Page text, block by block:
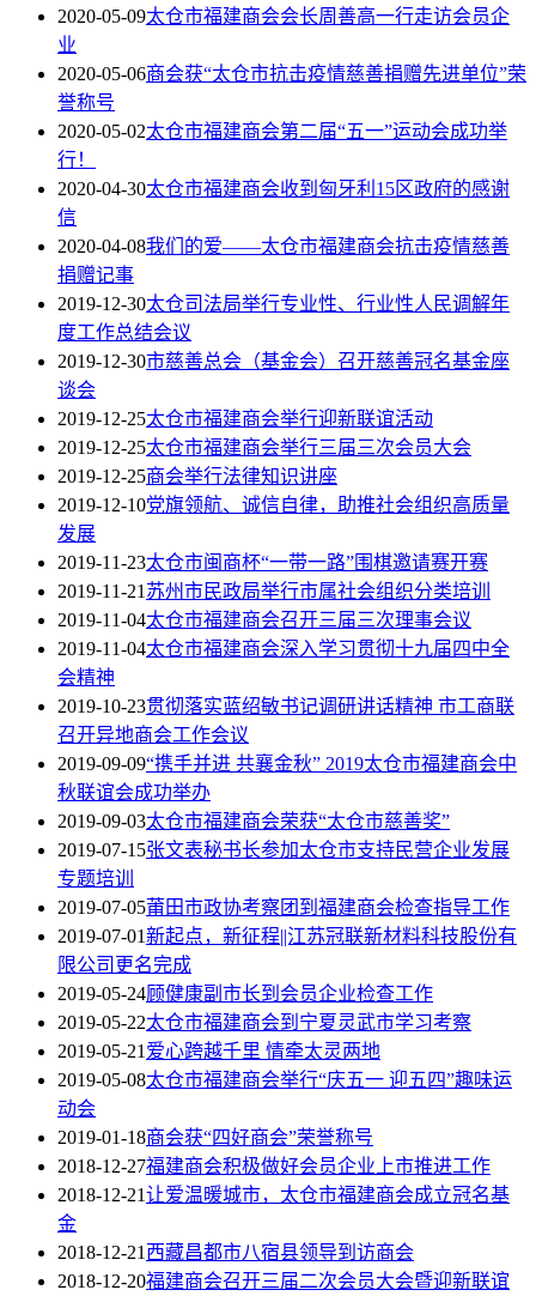
2020-05-09太仓市福建商会会长周善高一行走访会员企
业
2020-05-06商会获“太仓市抗击疫情慈善捐赠先进单位”荣
誉称号
2020-05-02太仓市福建商会第二届“五一”运动会成功举
行！
2020-04-30太仓市福建商会收到匈牙利15区政府的感谢
信
2020-04-08我们的爱——太仓市福建商会抗击疫情慈善
捐赠记事
2019-12-30太仓司法局举行专业性、行业性人民调解年
度工作总结会议
2019-12-30市慈善总会（基金会）召开慈善冠名基金座
谈会
2019-12-25太仓市福建商会举行迎新联谊活动
2019-12-25太仓市福建商会举行三届三次会员大会
2019-12-25商会举行法律知识讲座
2019-12-10党旗领航、诚信自律，助推社会组织高质量
发展
2019-11-23太仓市闽商杯“一带一路”围棋邀请赛开赛
2019-11-21苏州市民政局举行市属社会组织分类培训
2019-11-04太仓市福建商会召开三届三次理事会议
2019-11-04太仓市福建商会深入学习贯彻十九届四中全
会精神
2019-10-23贯彻落实蓝绍敏书记调研讲话精神 市工商联
召开异地商会工作会议
2019-09-09“携手并进 共襄金秋” 2019太仓市福建商会中
秋联谊会成功举办
2019-09-03太仓市福建商会荣获“太仓市慈善奖”
2019-07-15张文表秘书长参加太仓市支持民营企业发展
专题培训
2019-07-05莆田市政协考察团到福建商会检查指导工作
2019-07-01新起点，新征程||江苏冠联新材料科技股份有
限公司更名完成
2019-05-24顾健康副市长到会员企业检查工作
2019-05-22太仓市福建商会到宁夏灵武市学习考察
2019-05-21爱心跨越千里 情牵太灵两地
2019-05-08太仓市福建商会举行“庆五一 迎五四”趣味运
动会
2019-01-18商会获“四好商会”荣誉称号
2018-12-27福建商会积极做好会员企业上市推进工作
2018-12-21让爱温暖城市，太仓市福建商会成立冠名基
金
2018-12-21西藏昌都市八宿县领导到访商会
2018-12-20福建商会召开三届二次会员大会暨迎新联谊